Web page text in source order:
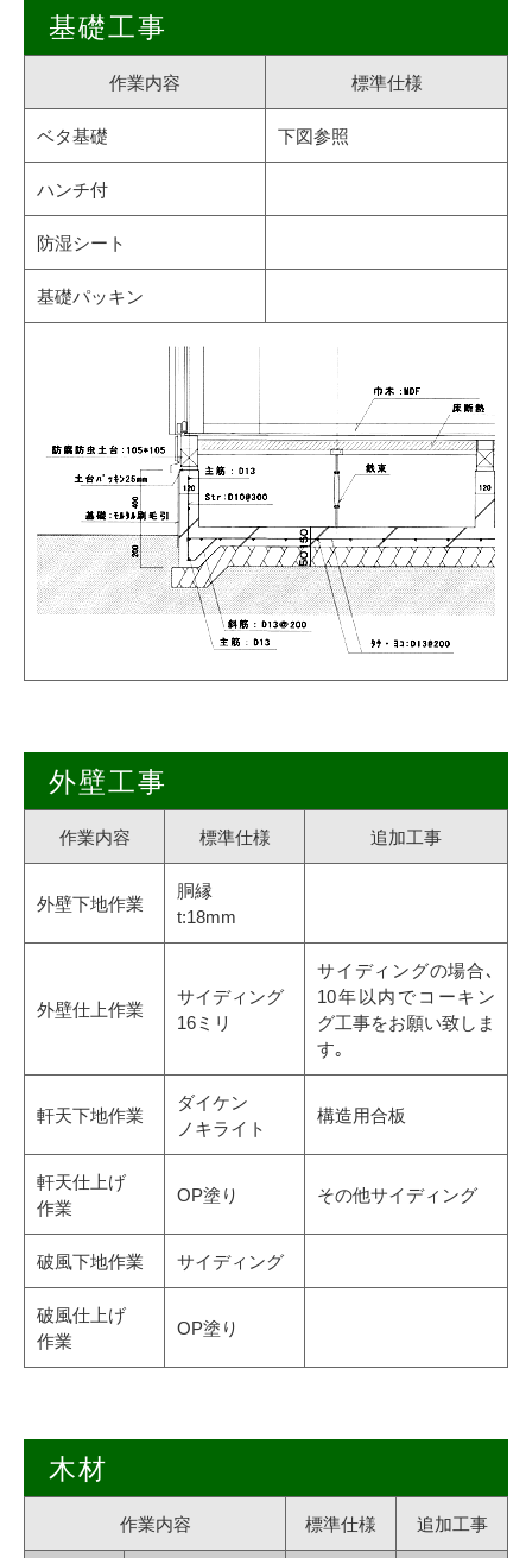
基礎工事
作業内容 標準仕様
ベタ基礎 下図参照
ハンチ付
防湿シート
基礎パッキン
外壁工事
作業内容 標準仕様 追加工事
外壁下地作業
胴縁
t:18mm
外壁仕上作業
サイディング
16ミリ
サイディングの場合､
10年以内でコーキン
グ工事をお願い致しま
す｡
軒天下地作業
ダイケン
ノキライト
構造用合板
軒天仕上げ
作業
OP塗り その他サイディング
破風下地作業 サイディング
破風仕上げ
作業
OP塗り
木材
作業内容 標準仕様 追加工事